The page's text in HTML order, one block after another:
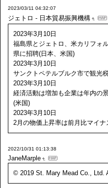
2023/03/11 04:32:07
ジェトロ - 日本貿易振興機構
2023年3月10日
福島県とジェトロ、米カリフォ
県に招聘(日本、米国)
2023年3月10日
サンクトペテルブルク市で観光
2023年3月10日
経済活動は増加も企業は年内の
(米国)
2023年3月10日
2月の物価上昇率は前月比マイ
2022/10/31 01:13:38
JaneMarple
© 2019 St. Mary Mead Co., Ltd.